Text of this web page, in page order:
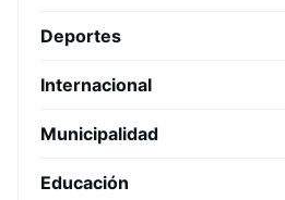
Deportes
Internacional
Municipalidad
Educación